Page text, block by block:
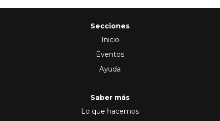
Secciones
Inicio
Eventos
Ayuda
Saber más
Lo que hacemos